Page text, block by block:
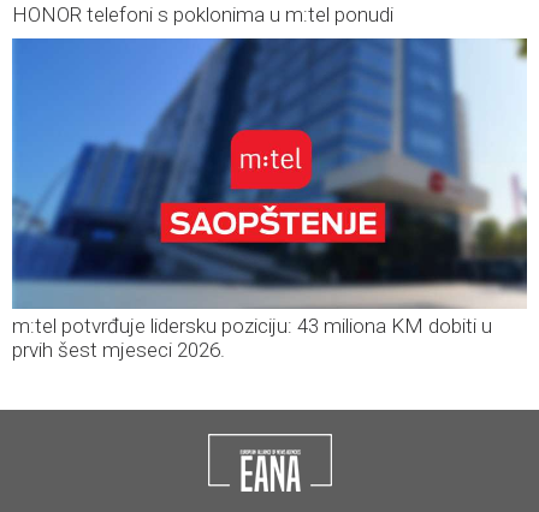
HONOR telefoni s poklonima u m:tel ponudi
m:tel potvrđuje lidersku poziciju: 43 miliona KM dobiti u
prvih šest mjeseci 2026.